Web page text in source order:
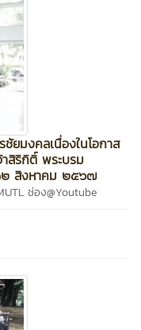
ยมงคลเนื่องในโอกาส
สิริกิติ์ พระบรม
๒ สิงหาคม ๒๕๖๗
ช่อง@Youtube